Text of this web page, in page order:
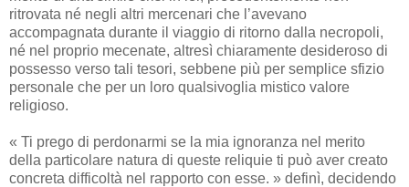
ritrovata né negli altri mercenari che l’avevano
accompagnata durante il viaggio di ritorno dalla necropoli,
né nel proprio mecenate, altresì chiaramente desideroso di
possesso verso tali tesori, sebbene più per semplice sfizio
personale che per un loro qualsivoglia mistico valore
religioso.
« Ti prego di perdonarmi se la mia ignoranza nel merito
della particolare natura di queste reliquie ti può aver creato
concreta difficoltà nel rapporto con esse. » definì, decidendo